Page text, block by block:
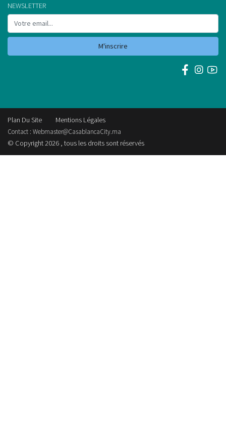
NEWSLETTER
M'inscrire
Plan Du Site Mentions Légales
Contact : Webmaster@CasablancaCity.ma
© Copyright 2026 , tous les droits sont réservés